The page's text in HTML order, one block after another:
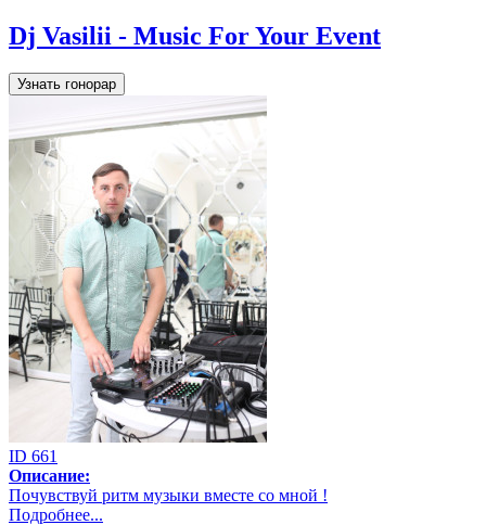
Dj Vasilii - Music For Your Event
Узнать гонорар
ID 661
Описание:
Почувствуй ритм музыки вместе со мной !
Подробнее...